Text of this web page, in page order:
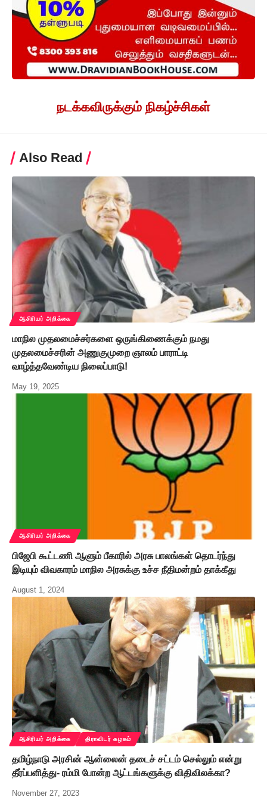
நடக்கவிருக்கும் நிகழ்ச்சிகள்
Also Read
ஆசிரியர் அறிக்கை
மாநில முதலமைச்சர்களை ஒருங்கிணைக்கும் நமது
முதலமைச்சரின் அணுகுமுறை ஞாலம் பாராட்டி
வாழ்த்தவேண்டிய நிலைப்பாடு!
May 19, 2025
ஆசிரியர் அறிக்கை
பிஜேபி கூட்டணி ஆளும் பீகாரில் அரசு பாலங்கள் தொடர்ந்து
இடியும் விவகாரம் மாநில அரசுக்கு உச்ச நீதிமன்றம் தாக்கீது
August 1, 2024
ஆசிரியர் அறிக்கை திராவிடர் கழகம்
தமிழ்நாடு அரசின் ஆன்லைன் தடைச் சட்டம் செல்லும் என்று
தீர்ப்பளித்து- ரம்மி போன்ற ஆட்டங்களுக்கு விதிவிலக்கா?
November 27, 2023